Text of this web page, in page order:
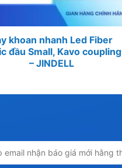
khoan nhanh Led Fiber
đầu Small, Kavo coupling
– JINDELL